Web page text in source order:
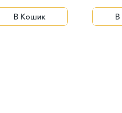
В Кошик